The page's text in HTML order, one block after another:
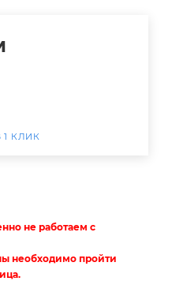
1 КЛИК
не работаем с
необходимо пройти